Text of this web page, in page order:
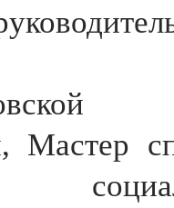
Мастер